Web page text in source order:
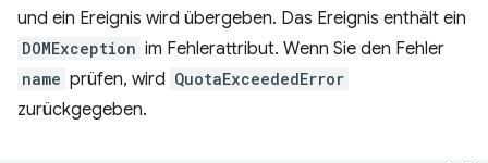
und ein Ereignis wird übergeben. Das Ereignis enthält ein
DOMException im Fehlerattribut. Wenn Sie den Fehler
name prüfen, wird QuotaExceededError
zurückgegeben.